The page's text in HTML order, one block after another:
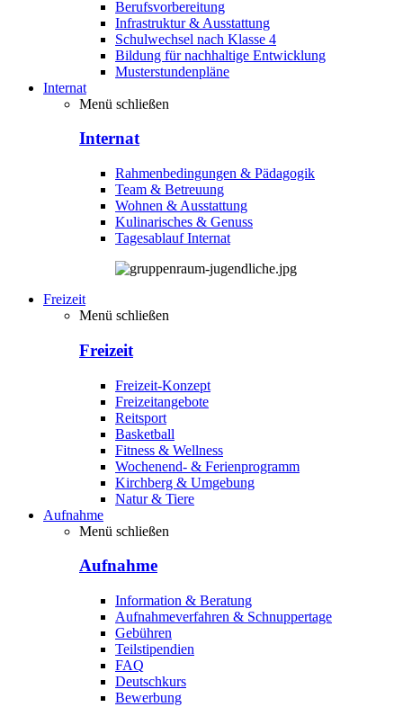
Berufsvorbereitung
Infrastruktur & Ausstattung
Schulwechsel nach Klasse 4
Bildung für nachhaltige Entwicklung
Musterstundenpläne
Internat
Menü schließen
Internat
Rahmenbedingungen & Pädagogik
Team & Betreuung
Wohnen & Ausstattung
Kulinarisches & Genuss
Tagesablauf Internat
Freizeit
Menü schließen
Freizeit
Freizeit-Konzept
Freizeitangebote
Reitsport
Basketball
Fitness & Wellness
Wochenend- & Ferienprogramm
Kirchberg & Umgebung
Natur & Tiere
Aufnahme
Menü schließen
Aufnahme
Information & Beratung
Aufnahmeverfahren & Schnuppertage
Gebühren
Teilstipendien
FAQ
Deutschkurs
Bewerbung